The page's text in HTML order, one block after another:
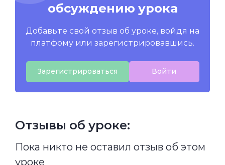
обсуждению урока
Добавьте свой отзыв об уроке, войдя на
платфому или зарегистрировавшись.
Зарегистрироваться Войти
Отзывы об уроке:
Пока никто не оставил отзыв об этом
уроке